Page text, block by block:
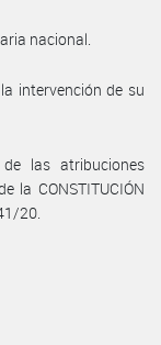
nacional.
intervención de su
las atribuciones
la CONSTITUCIÓN
20.